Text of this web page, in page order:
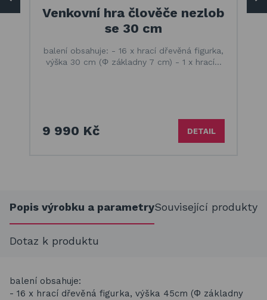
Venkovní hra člověče nezlob
se 30 cm
balení obsahuje: - 16 x hrací dřevěná figurka,
výška 30 cm (Φ základny 7 cm) - 1 x hrací…
9 990 Kč DETAIL
Popis výrobku a parametrySouvisející produkty
Dotaz k produktu
balení obsahuje:
- 16 x hrací dřevěná figurka, výška 45cm (Φ základny